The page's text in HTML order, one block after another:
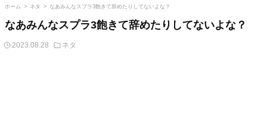
ホーム > ネタ > なあみんなスプラ3飽きて辞めたりしてないよな？
なあみんなスプラ3飽きて辞めたりしてないよな？
2023.08.28 ネタ